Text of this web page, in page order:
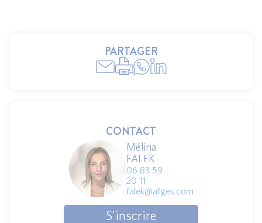
PARTAGER
CONTACT
Mélina
FALEK
06 83 59
20 11
falek@afges.com
S'inscrire